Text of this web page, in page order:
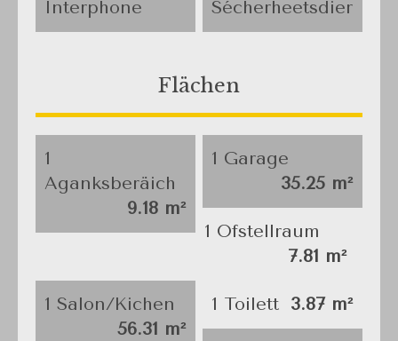
Interphone Sécherheetsdier
Flächen
1
Aganksberäich
9.18 m²
1 Garage
35.25 m²
1 Ofstellraum
7.81 m²
1 Toilett 3.87 m²
1 Salon/Kichen
56.31 m²